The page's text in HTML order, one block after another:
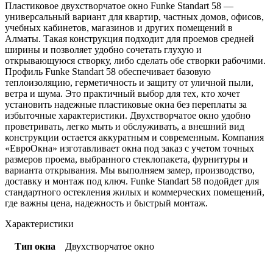
Пластиковое двухстворчатое окно Funke Standart 58 —
универсальный вариант для квартир, частных домов, офисов,
учебных кабинетов, магазинов и других помещений в
Алматы. Такая конструкция подходит для проемов средней
ширины и позволяет удобно сочетать глухую и
открывающуюся створку, либо сделать обе створки рабочими.
Профиль Funke Standart 58 обеспечивает базовую
теплоизоляцию, герметичность и защиту от уличной пыли,
ветра и шума. Это практичный выбор для тех, кто хочет
установить надежные пластиковые окна без переплаты за
избыточные характеристики. Двухстворчатое окно удобно
проветривать, легко мыть и обслуживать, а внешний вид
конструкции остается аккуратным и современным. Компания
«ЕвроОкна» изготавливает окна под заказ с учетом точных
размеров проема, выбранного стеклопакета, фурнитуры и
варианта открывания. Мы выполняем замер, производство,
доставку и монтаж под ключ. Funke Standart 58 подойдет для
стандартного остекления жилых и коммерческих помещений,
где важны цена, надежность и быстрый монтаж.
Характеристики
Тип окна Двухстворчатое окно